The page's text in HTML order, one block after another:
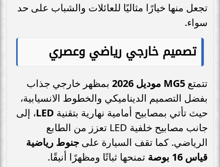
تجعل منها خيارًا مثاليًا للعائلات والشباب على حد
سواء.
تصميم خارجي رياضي وعصري
تتمتع MG5 موديل 2026
بمظهر خارجي جذاب
بفضل التصميم الديناميكي والخطوط الانسيابية،
حيث تأتي بمصابيح أمامية نهارية بتقنية LED، إلى
جانب مصابيح خلفية LED تعزز من الطابع
الرياضي. كما تقف السيارة على جنوط رياضية
قياس 16 بوصة
تمنحها ثباتًا ومظهرًا أنيقًا.